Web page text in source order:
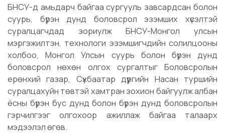
БНСУ-д амьдарч байгаа сургууль завсардсан болон
суурь, бүрэн дунд боловсрол эзэмших хүсэлтэй
суралцагчдад зориулж БНСУ-Монгол улсын
мэргэжилтэн, технологи эзэмшигчдийн солилцооны
холбоо, Монгол Улсын суурь болон бүрэн дунд
боловсрол нөхөн олгох сургалтыг Боловсролын
ерөнхий газар, Сүхбаатар дүүргийн Насан туршийн
суралцахуйн төвтэй хамтран зохион байгуулж албан
ёсны бүрэн бус дунд болон бүрэн дунд боловсролын
гэрчилгээг олгохоор ажиллаж байгаа талаарх
мэдээлэл өгөв.